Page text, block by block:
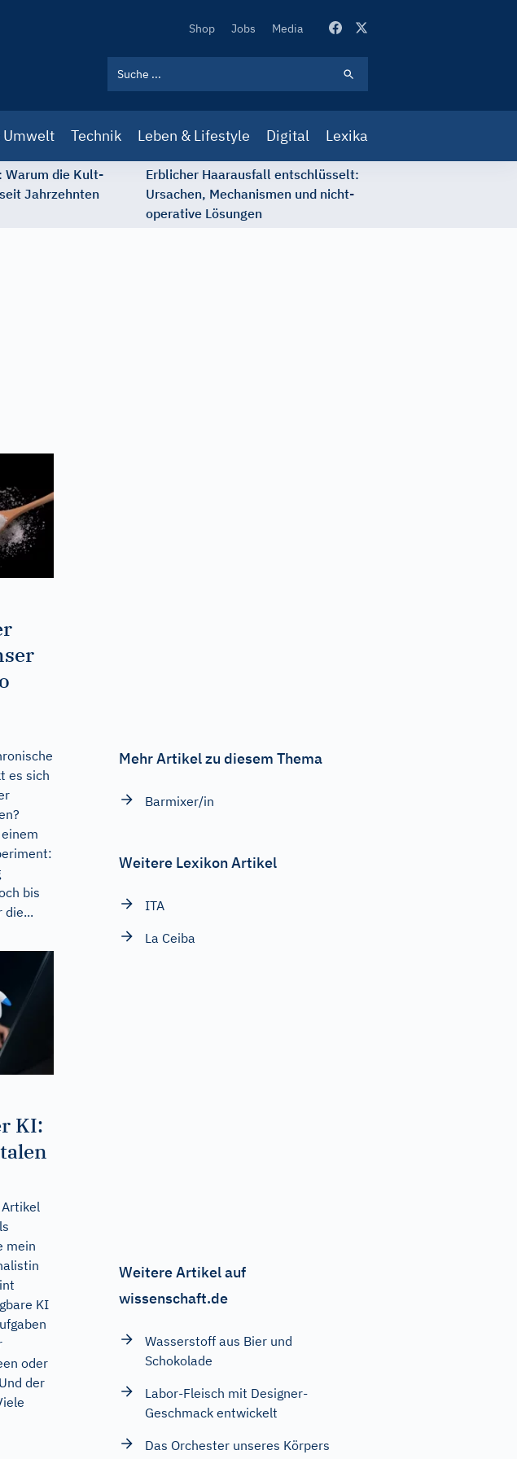
Secondary
Shop Jobs Media
Umwelt Technik Leben & Lifestyle Digital Lexika
Warum die Kult-
Jahrzehnten
Erblicher Haarausfall entschlüsselt:
Ursachen, Mechanismen und nicht-
operative Lösungen
es sich
bis
die...
KI:
Artikel
mein
KI
oder
der
Mehr Artikel zu diesem Thema
Barmixer/in
Weitere Lexikon Artikel
ITA
La Ceiba
Weitere Artikel auf
wissenschaft.de
Wasserstoff aus Bier und
Schokolade
Labor-Fleisch mit Designer-
Geschmack entwickelt
Das Orchester unseres Körpers